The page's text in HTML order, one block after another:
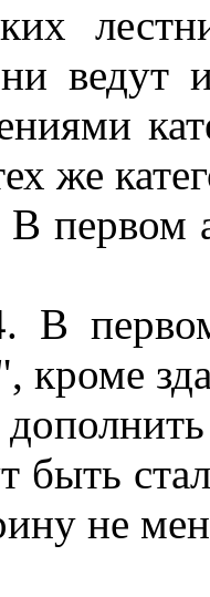
ведут
же
первом
В
кроме
быть
не